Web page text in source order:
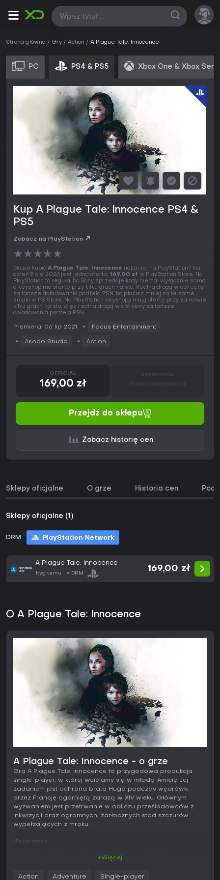
Wszystkie
Strona główna Gry Action A Plague Tale: Innocence
PC PS4 & PS5 Xbox One & Xbox
Kup A Plague Tale: Innocence PS4 &
PS5
Zobacz na PlayStation
★★★★★
Gdzie kupić A Plague Tale: Innocence najtaniej na PlayStation? Na
dzień 9 sie 2026 jest jedna oferta, 169,00 zł w PlayStation Store. Na
PlayStation to reguła, bo Sony sprzedaje kody niemal wyłącznie samo,
a keyshop ma ofertę przy kilku grach na sto. Realną drogą w dół ceny
są tańsze doładowania portfela PSN, bo płacisz mniej za te same
środki w PS Store. Na PlayStation keyshopy mają ofertę przy zaledwie
kilku grach na sto, więc realną drogą w dół ceny są tańsze
doładowania portfela PSN.
Premiera: 06 lip 2021 Focus Entertainment
Asobo Studio Action
OFFICIAL
169,00 zł Brak dostępności
Przejdź do sklepu
Zobacz historię cen
Sklepy oficjalne O grze Historia cen
Sklepy oficjalne (1)
DRM: PlayStation Network
A Plague Tale: Innocence
1tyg temu DRM:
169,00 zł
O A Plague Tale: Innocence
A Plague Tale: Innocence - o grze
Gra A Plague Tale: Innocence to przygodowa produkcja
single-player, w której wcielamy się w młodą Amicię. Jej
zadaniem jest ochrona brata Hugo podczas wędrówki
przez Francję ogarniętą zarazą w XIV wieku. Głównym
wyzwaniem jest przetrwanie w obliczu prześladowców z
Inkwizycji oraz ogromnych, żarłocznych stad szczurów
wypełzających z mroku.
Rozgrywka
+Więcej
Action Adventure Single-player